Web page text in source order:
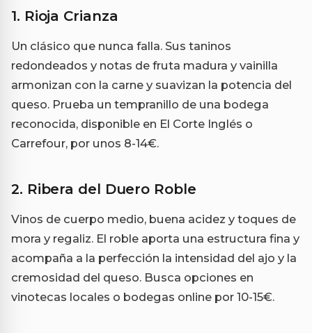
1. Rioja Crianza
Un clásico que nunca falla. Sus taninos
redondeados y notas de fruta madura y vainilla
armonizan con la carne y suavizan la potencia del
queso. Prueba un tempranillo de una bodega
reconocida, disponible en El Corte Inglés o
Carrefour, por unos 8-14€.
2. Ribera del Duero Roble
Vinos de cuerpo medio, buena acidez y toques de
mora y regaliz. El roble aporta una estructura fina y
acompaña a la perfección la intensidad del ajo y la
cremosidad del queso. Busca opciones en
vinotecas locales o bodegas online por 10-15€.